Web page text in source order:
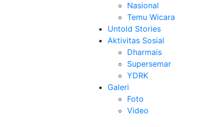
Nasional
Temu Wicara
Untold Stories
Aktivitas Sosial
Dharmais
Supersemar
YDRK
Galeri
Foto
Video